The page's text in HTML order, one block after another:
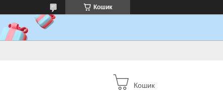
Кошик
Кошик